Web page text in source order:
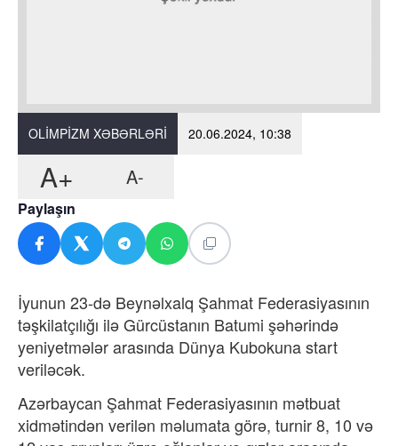
OLIMPIZM XƏBƏRLƏRI 20.06.2024, 10:38
A+ A-
Paylaşın
İyunun 23-də Beynəlxalq Şahmat Federasiyasının
təşkilatçılığı ilə Gürcüstanın Batumi şəhərində
yeniyetmələr arasında Dünya Kubokuna start
veriləcək.
Azərbaycan Şahmat Federasiyasının mətbuat
xidmətindən verilən məlumata görə, turnir 8, 10 və